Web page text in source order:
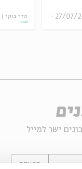
סדר בוקר 27/07/
ישר למייל
הרשמה